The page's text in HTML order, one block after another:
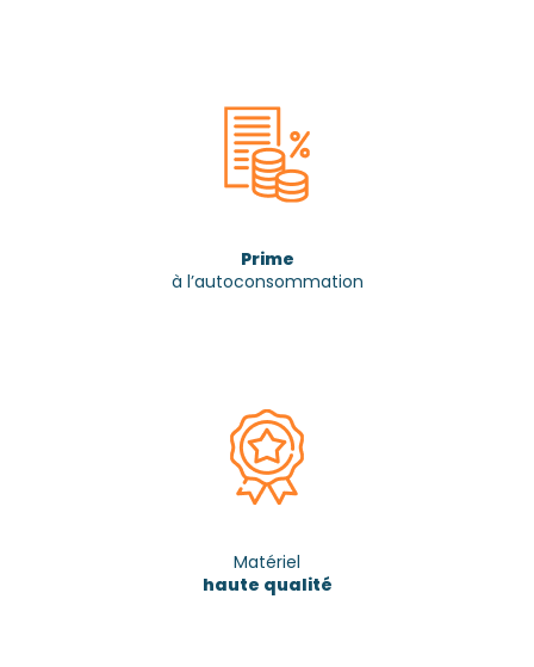
Prime
à l’autoconsommation
Matériel
haute qualité